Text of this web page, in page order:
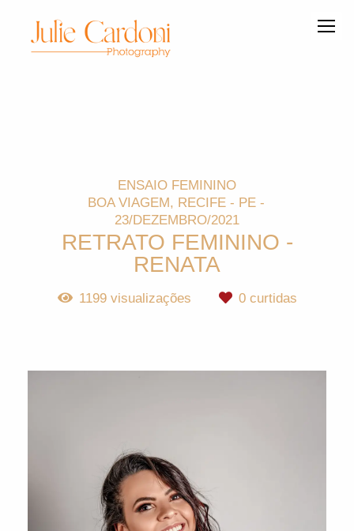
ENSAIO FEMININO
BOA VIAGEM, RECIFE - PE
23/DEZEMBRO/2021
RETRATO FEMININO -
RENATA
1199visualizações 0curtidas